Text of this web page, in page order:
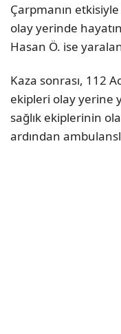
Çarpmanın
olay yerinde
Hasan Ö. ise
Kaza sonrası, 112
ekipleri olay yerine
sağlık ekiplerinin
ardından